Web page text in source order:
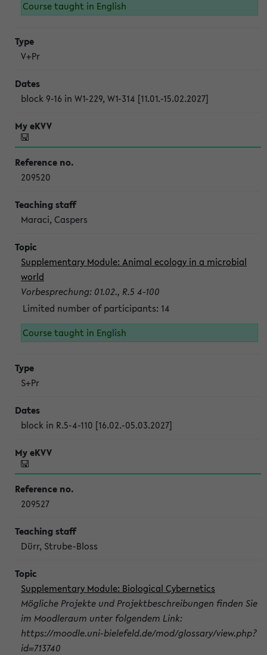
Course taught in English
V+Pr
block 9-16 in W1-229, W1-314 [11.01.-15.02.2027]
209520
Maraci, Caspers
Supplementary Module: Animal ecology in a microbial
world
Vorbesprechung: 01.02., R.5 4-100
Limited number of participants: 14
Course taught in English
S+Pr
block in R.5-4-110 [16.02.-05.03.2027]
209527
Dürr, Strube-Bloss
Supplementary Module: Biological Cybernetics
Mögliche Projekte und Projektbeschreibungen finden Sie
im Moodleraum unter folgendem Link:
https://moodle.uni-bielefeld.de/mod/glossary/view.php?
id=713740